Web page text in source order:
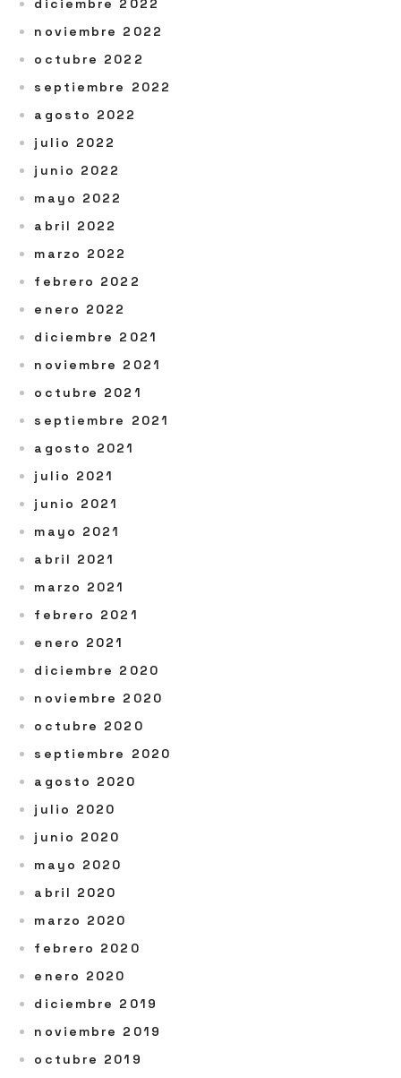
diciembre 2022
noviembre 2022
octubre 2022
septiembre 2022
agosto 2022
julio 2022
junio 2022
mayo 2022
abril 2022
marzo 2022
febrero 2022
enero 2022
diciembre 2021
noviembre 2021
octubre 2021
septiembre 2021
agosto 2021
julio 2021
junio 2021
mayo 2021
abril 2021
marzo 2021
febrero 2021
enero 2021
diciembre 2020
noviembre 2020
octubre 2020
septiembre 2020
agosto 2020
julio 2020
junio 2020
mayo 2020
abril 2020
marzo 2020
febrero 2020
enero 2020
diciembre 2019
noviembre 2019
octubre 2019